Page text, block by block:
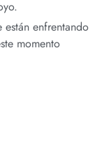
están enfrentando
momento